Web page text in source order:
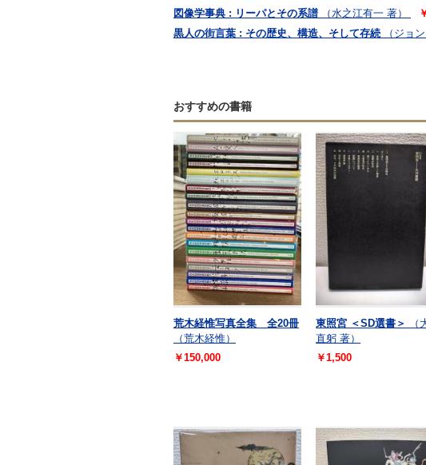
図像学事典 : リーパとその系譜
（水之江有一 著）
黒人の街言葉 : その歴史、構造、そして存続
（ジョ
おすすめの書籍
荒木経惟写真全集 全20冊
（荒木経惟）
￥150,000
東照宮 ＜SD選書＞
（
直躬 著）
￥1,500